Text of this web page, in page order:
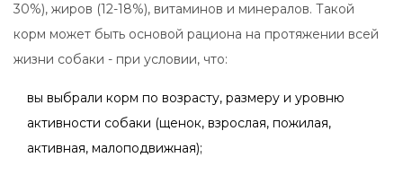
30%), жиров (12-18%), витаминов и минералов. Такой
корм может быть основой рациона на протяжении всей
жизни собаки - при условии, что:
вы выбрали корм по возрасту, размеру и уровню
активности собаки (щенок, взрослая, пожилая,
активная, малоподвижная);